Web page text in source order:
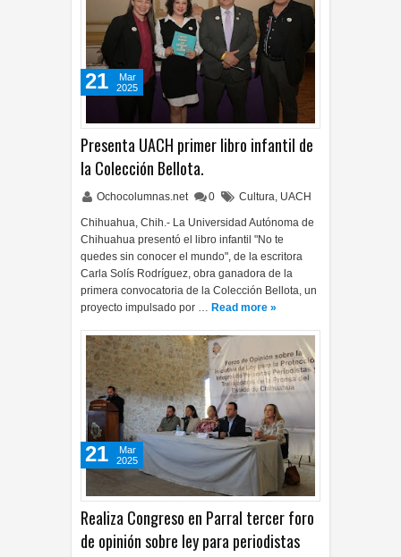
Presenta UACH primer libro infantil de
la Colección Bellota.
Ochocolumnas.net 0 Cultura, UACH
Chihuahua, Chih.- La Universidad Autónoma de
Chihuahua presentó el libro infantil "No te
quedes sin conocer el mundo", de la escritora
Carla Solís Rodríguez, obra ganadora de la
primera convocatoria de la Colección Bellota, un
proyecto impulsado por … Read more »
21
Mar
2025
Realiza Congreso en Parral tercer foro
de opinión sobre ley para periodistas
21
Mar
2025